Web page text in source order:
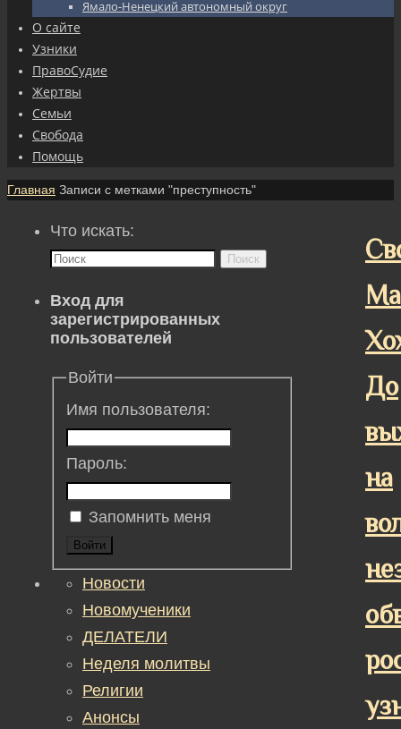
Ямало-Ненецкий автономный округ
О сайте
Узники
ПравоСудие
Жертвы
Семьи
Свобода
Помощь
Главная Записи с метками "преступность"
До
на
Что искать:
Поиск
Вход для
зарегистрированных
пользователей
Войти
Имя пользователя:
Пароль:
Запомнить меня
Войти
Новости
Новомученики
ДЕЛАТЕЛИ
Неделя молитвы
Религии
Анонсы